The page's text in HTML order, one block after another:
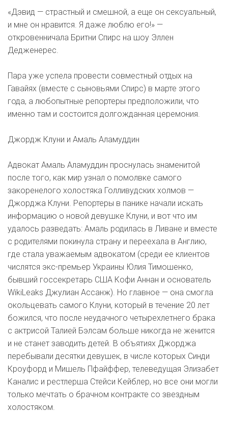
«Дэвид — страстный и смешной, а еще он сексуальный,
и мне он нравится. Я даже люблю его!» —
откровенничала Бритни Спирс на шоу Эллен
Дедженерес.
Пара уже успела провести совместный отдых на
Гавайях (вместе с сыновьями Спирс) в марте этого
года, а любопытные репортеры предположили, что
именно там и состоится долгожданная церемония.
Джордж Клуни и Амаль Аламуддин
Адвокат Амаль Аламуддин проснулась знаменитой
после того, как мир узнал о помолвке самого
закоренелого холостяка Голливудских холмов —
Джорджа Клуни. Репортеры в панике начали искать
информацию о новой девушке Клуни, и вот что им
удалось разведать: Амаль родилась в Ливане и вместе
с родителями покинула страну и переехала в Англию,
где стала уважаемым адвокатом (среди ее клиентов
числятся экс-премьер Украины Юлия Тимошенко,
бывший госсекретарь США Кофи Аннан и основатель
WikiLeaks Джулиан Ассанж). Но главное — она смогла
окольцевать самого Клуни, который в течение 20 лет
божился, что после неудачного четырехлетнего брака
с актрисой Талией Бэлсам больше никогда не женится
и не станет заводить детей. В объятиях Джорджа
перебывали десятки девушек, в числе которых Синди
Кроуфорд и Мишель Пфайффер, телеведущая Элизабет
Каналис и рестлерша Стейси Кейблер, но все они могли
только мечтать о брачном контракте со звездным
холостяком.